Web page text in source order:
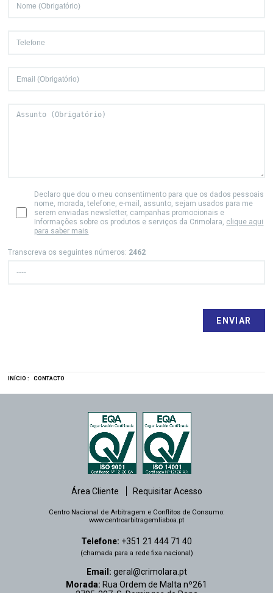
Declaro que dou o meu consentimento para que os dados pessoais
nome, morada, telefone, e-mail, assunto, sejam usados para me
serem enviadas newsletter, campanhas promocionais e
Informações sobre os produtos e serviços da Crimolara, clique aqui
para saber mais
Transcreva os seguintes números: 2462
INÍCIO : CONTACTO
Telefone: +351 21 444 71 40
(chamada para a rede fixa nacional)
Email: geral@crimolara.pt
Morada: Rua Ordem de Malta nº261
Área Cliente Requisitar Acesso
Centro Nacional de Arbitragem e Conflitos de Consumo:
www.centroarbitragemlisboa.pt